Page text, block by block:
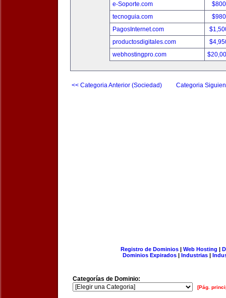
e-Soporte.com
tecnoguia.com
PagosInternet.com
productosdigitales.com
webhostingpro.com
<< Categoria Anterior (Sociedad) Categoria
Registro de Dominios| Web Hosting |
Dominios Expirados | Industrias |
Categorías de Dominio:
[Pág.